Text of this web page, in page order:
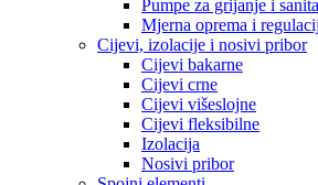
Pumpe za grijanje i
Mjerna oprema i
Cijevi, izolacije i nosivi pribor
Cijevi bakarne
Cijevi crne
Cijevi višeslojne
Cijevi fleksibilne
Izolacija
Nosivi pribor